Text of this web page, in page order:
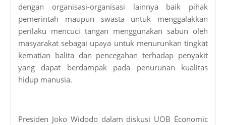
dengan organisasi-organisasi lainnya baik pihak
pemerintah maupun swasta untuk menggalakkan
perilaku mencuci tangan menggunakan sabun oleh
masyarakat sebagai upaya untuk menurunkan tingkat
kematian balita dan pencegahan terhadap penyakit
yang dapat berdampak pada penurunan kualitas
hidup manusia.
Presiden Joko Widodo dalam diskusi UOB Economic